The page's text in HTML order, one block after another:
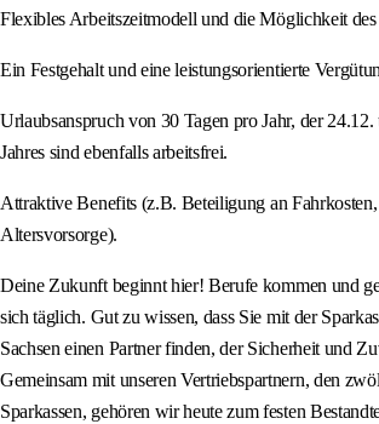
Flexibles Arbeitszeitmodell und die Möglichkeit
Ein Festgehalt und eine leistungsorientierte
Urlaubsanspruch von 30 Tagen pro Jahr, der 24.12.
Jahres sind ebenfalls arbeitsfrei.
Attraktive Benefits (z.B. Beteiligung an
Altersvorsorge).
Deine Zukunft beginnt hier! Berufe kommen und
sich täglich. Gut zu wissen, dass Sie mit der
Sachsen einen Partner finden, der Sicherheit und
Gemeinsam mit unseren Vertriebspartnern, den
Sparkassen, gehören wir heute zum festen